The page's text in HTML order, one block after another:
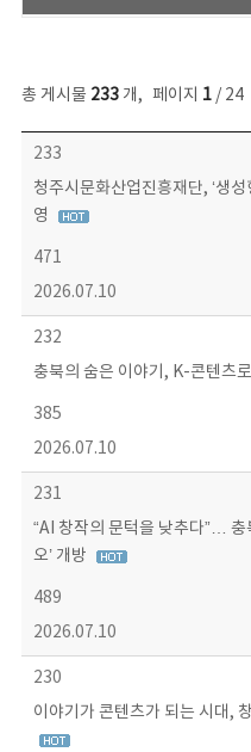
총 게시물 233개, 페이지 1/ 24
보도자료 목록 - 번호, 제목, 작성자, 파일, 조회수, 작성일 정보 제공
233
청주시문화산업진흥재단, ‘생
영
471
2026.07.10
232
충북의 숨은 이야기, K-콘텐츠
385
2026.07.10
231
“AI 창작의 문턱을 낮추다”… 충
오’ 개방
489
2026.07.10
230
이야기가 콘텐츠가 되는 시대,